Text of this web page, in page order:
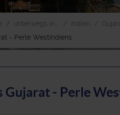
unterwegs in... Indien
- Perle Westindiens
Gujarat - Perle